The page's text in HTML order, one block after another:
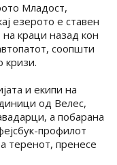
Младост,
езерото е ставен
краци назад кон
соопшти
кризи.
и екипи на
од Велес,
а побарана
профилот
теренот, пренесе